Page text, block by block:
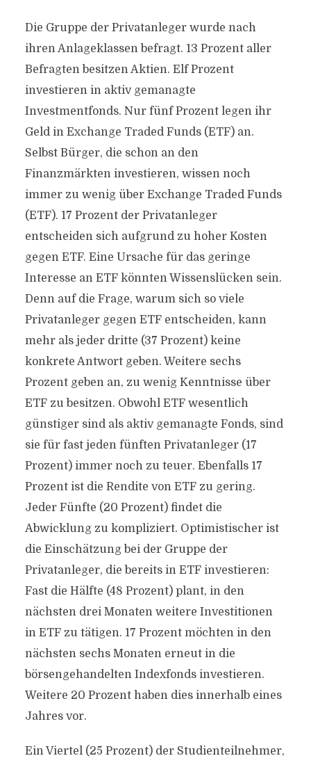
Die Gruppe der Privatanleger wurde nach
ihren Anlageklassen befragt. 13 Prozent aller
Befragten besitzen Aktien. Elf Prozent
investieren in aktiv gemanagte
Investmentfonds. Nur fünf Prozent legen ihr
Geld in Exchange Traded Funds (ETF) an.
Selbst Bürger, die schon an den
Finanzmärkten investieren, wissen noch
immer zu wenig über Exchange Traded Funds
(ETF). 17 Prozent der Privatanleger
entscheiden sich aufgrund zu hoher Kosten
gegen ETF. Eine Ursache für das geringe
Interesse an ETF könnten Wissenslücken sein.
Denn auf die Frage, warum sich so viele
Privatanleger gegen ETF entscheiden, kann
mehr als jeder dritte (37 Prozent) keine
konkrete Antwort geben. Weitere sechs
Prozent geben an, zu wenig Kenntnisse über
ETF zu besitzen. Obwohl ETF wesentlich
günstiger sind als aktiv gemanagte Fonds, sind
sie für fast jeden fünften Privatanleger (17
Prozent) immer noch zu teuer. Ebenfalls 17
Prozent ist die Rendite von ETF zu gering.
Jeder Fünfte (20 Prozent) findet die
Abwicklung zu kompliziert. Optimistischer ist
die Einschätzung bei der Gruppe der
Privatanleger, die bereits in ETF investieren:
Fast die Hälfte (48 Prozent) plant, in den
nächsten drei Monaten weitere Investitionen
in ETF zu tätigen. 17 Prozent möchten in den
nächsten sechs Monaten erneut in die
börsengehandelten Indexfonds investieren.
Weitere 20 Prozent haben dies innerhalb eines
Jahres vor.
Ein Viertel (25 Prozent) der Studienteilnehmer,